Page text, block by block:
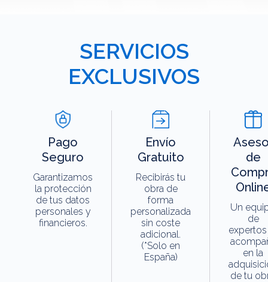
SERVICIOS
EXCLUSIVOS
Pago
Seguro
Garantizamos
la protección
de tus datos
personales y
financieros.
Envío
Gratuito
Recibirás tu
obra de
forma
personalizada
sin coste
adicional.
(*Solo en
España)
de
Un
de
en la
de tu